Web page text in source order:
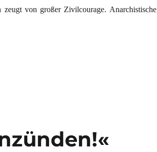
von großer Zivilcourage. Anarchistische
stellen““